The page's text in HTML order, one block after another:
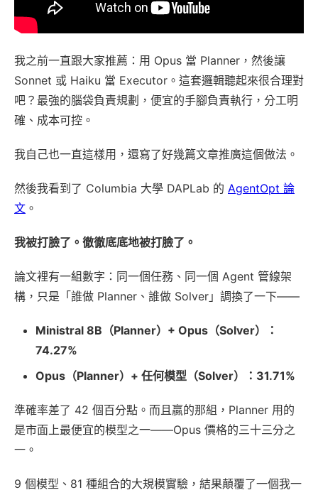
我之前一直跟大家推薦：用 Opus 當 Planner，然後讓
Sonnet 或 Haiku 當 Executor。這套邏輯聽起來很合理對
吧？最強的腦袋負責規劃，便宜的手腳負責執行，分工明
確、成本可控。
我自己也一直這樣用，還寫了好幾篇文章推廣這個做法。
然後我看到了 Columbia 大學 DAPLab 的 AgentOpt 論
文 。
我被打臉了。徹徹底底地被打臉了。
論文裡有一組數字：同一個任務、同一個 Agent 管線架
構，只是「誰做 Planner、誰做 Solver」調換了一下——
Ministral 8B（Planner）+ Opus（Solver）：
74.27%
Opus（Planner）+ 任何模型（Solver）：31.71%
準確率差了 42 個百分點。而且贏的那組，Planner 用的
是市面上最便宜的模型之一——Opus 價格的三十三分之
一。
9 個模型、81 種組合的大規模實驗，結果顛覆了一個我一